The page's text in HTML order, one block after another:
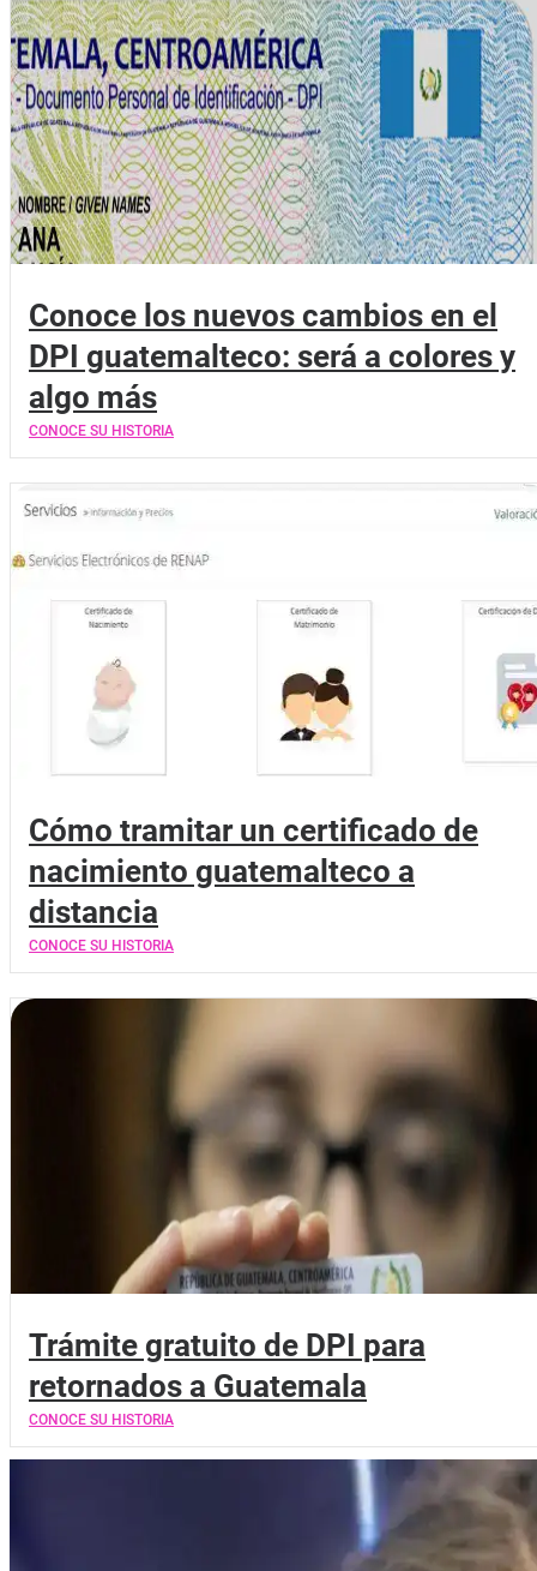
Conoce los nuevos cambios en el
DPI guatemalteco: será a colores y
algo más
CONOCE SU HISTORIA
Cómo tramitar un certificado de
nacimiento guatemalteco a
distancia
CONOCE SU HISTORIA
Trámite gratuito de DPI para
retornados a Guatemala
CONOCE SU HISTORIA